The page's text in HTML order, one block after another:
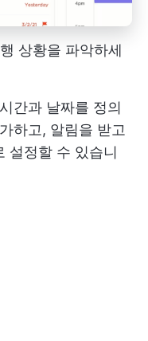
상황을 파악하세
간과 날짜를 정의
하고, 알림을 받고
설정할 수 있습니